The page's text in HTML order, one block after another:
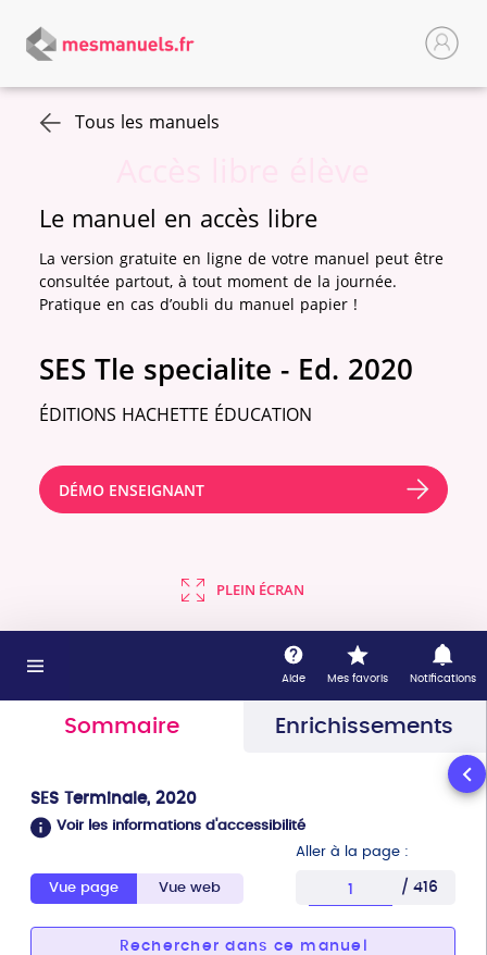
Tous les manuels
Le manuel en accès libre
La version gratuite en ligne de votre manuel peut être
consultée partout, à tout moment de la journée.
Pratique en cas d’oubli du manuel papier !
SES Tle specialite - Ed. 2020
ÉDITIONS HACHETTE ÉDUCATION
DÉMO ENSEIGNANT
PLEIN ÉCRAN